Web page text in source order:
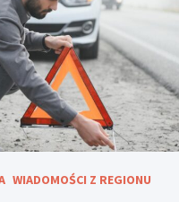
WIADOMOŚCI Z REGIONU